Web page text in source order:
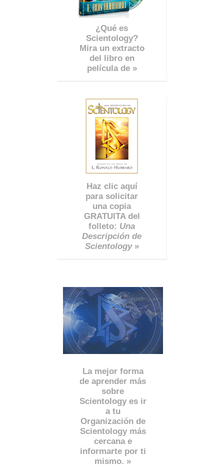
¿Qué es
Scientology?
Mira un extracto
del libro en
película de »
Haz clic aquí
para solicitar
una copia
GRATUITA del
folleto: Una
Descripción de
Scientology»
La mejor forma
de aprender más
sobre
Scientology es ir
a tu
Organización de
Scientology más
cercana e
informarte por ti
mismo. »